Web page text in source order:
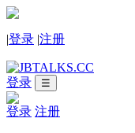
|登录 |注册
登录 ☰
登录 注册